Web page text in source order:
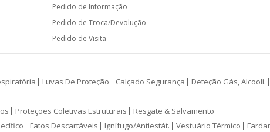
Pedido de Informação
Pedido de Troca/Devolução
Pedido de Visita
Luvas De Proteção Calçado Segurança Deteção Gás, Alcoolí.
Proteções Coletivas Estruturais Resgate & Salvamento
Fatos Descartáveis Ignífugo/Antiestát. Vestuário Térmico